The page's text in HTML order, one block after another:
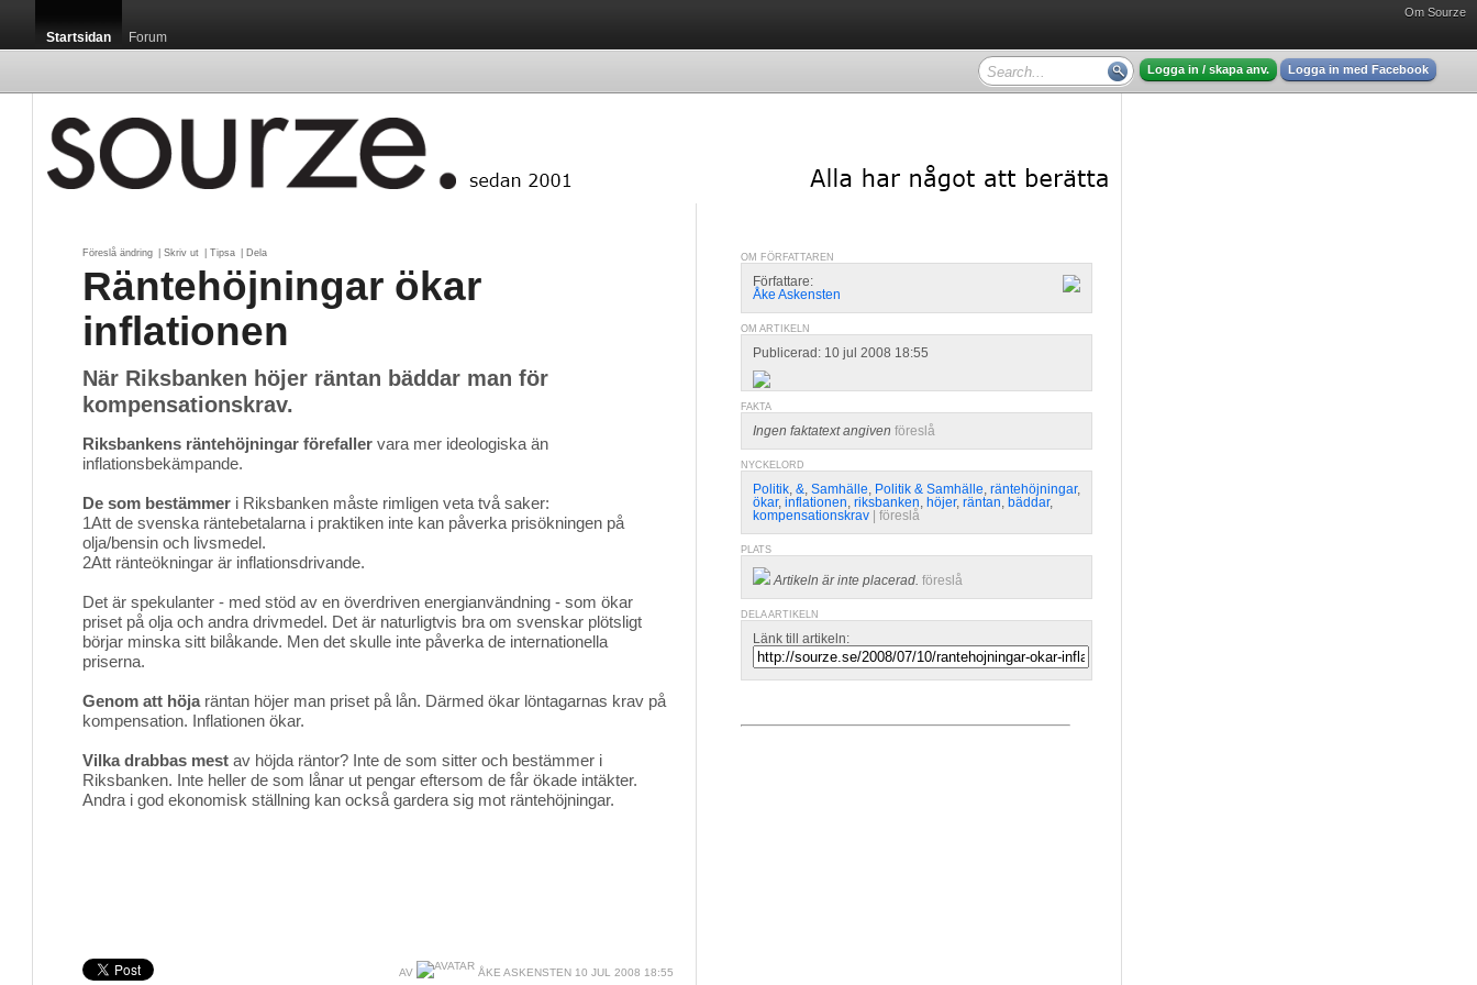
Om Sourze
Startsidan Forum
Logga in / skapa anv. Logga in med Facebook
Föreslå ändring Skriv ut Tipsa Dela
Räntehöjningar ökar
inflationen
När Riksbanken höjer räntan bäddar man för
kompensationskrav.
Riksbankens räntehöjningar förefaller vara mer ideologiska än
inflationsbekämpande.
De som bestämmer i Riksbanken måste rimligen veta två saker:
1Att de svenska räntebetalarna i praktiken inte kan påverka prisökningen på
olja/bensin och livsmedel.
2Att ränteökningar är inflationsdrivande.
Det är spekulanter - med stöd av en överdriven energianvändning - som ökar
priset på olja och andra drivmedel. Det är naturligtvis bra om svenskar plötsligt
börjar minska sitt bilåkande. Men det skulle inte påverka de internationella
priserna.
Genom att höjaräntan höjer man priset på lån. Därmed ökar löntagarnas krav på
kompensation. Inflationen ökar.
Vilka drabbas mest av höjda räntor? Inte de som sitter och bestämmer i
Riksbanken. Inte heller de som lånar ut pengar eftersom de får ökade intäkter.
Andra i god ekonomisk ställning kan också gardera sig mot räntehöjningar.
AV ÅKE ASKENSTEN 10 JUL 2008 18:55
OM FÖRFATTAREN
Författare:
Åke Askensten
OM ARTIKELN
Publicerad: 10 jul 2008 18:55
FAKTA
Ingen faktatext angiven föreslå
NYCKELORD
Politik, &, Samhälle, Politik & Samhälle, räntehöjningar,
ökar, inflationen, riksbanken, höjer, räntan, bäddar,
kompensationskrav
föreslå
PLATS
Artikeln är inte placerad. föreslå
DELA ARTIKELN
Länk till artikeln: